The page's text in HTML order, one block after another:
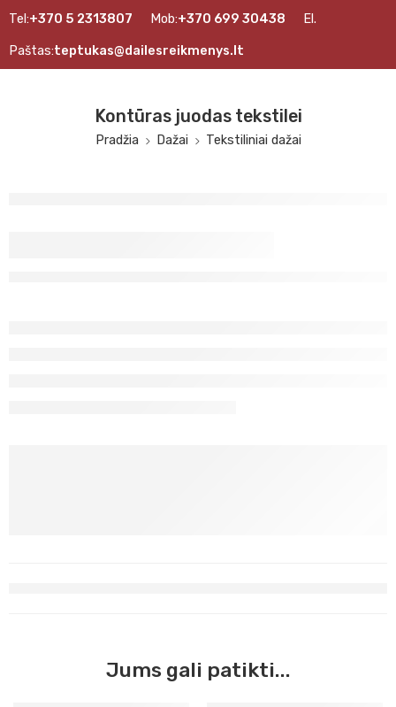
Tel:+370 5 2313807 Mob:+370 699 30438 El.
Paštas:teptukas@dailesreikmenys.lt
Kontūras juodas tekstilei
Pradžia Dažai Tekstiliniai dažai
Jums gali patikti...